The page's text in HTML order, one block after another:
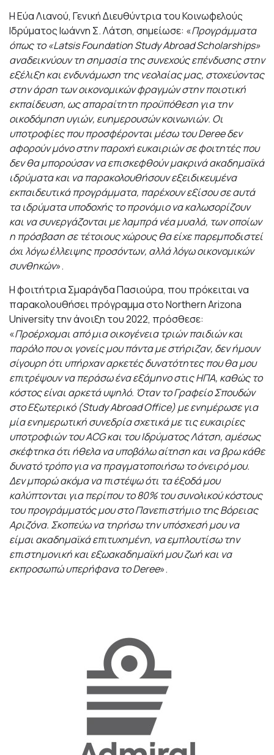
Η Εύα Λιανού, Γενική Διευθύντρια του Κοινωφελούς
Ιδρύματος Ιωάννη Σ. Λάτση, σημείωσε: «Προγράμματα
όπως το «Latsis Foundation Study Abroad Scholarships»
αναδεικνύουν τη σημασία της συνεχούς επένδυσης στην
εξέλιξη και ενδυνάμωση της νεολαίας μας, στοχεύοντας
στην άρση των οικονομικών φραγμών στην ποιοτική
εκπαίδευση, ως απαραίτητη προϋπόθεση για την
οικοδόμηση υγιών, ευημερουσών κοινωνιών. Οι
υποτροφίες που προσφέρονται μέσω τουDereeδεν
αφορούν μόνο στην παροχή ευκαιριών σε φοιτητές που
δεν θα μπορούσαν να επισκεφθούν μακρινά ακαδημαϊκά
ιδρύματα και να παρακολουθήσουν εξειδικευμένα
εκπαιδευτικά προγράμματα, παρέχουν εξίσου σε αυτά
τα ιδρύματα υποδοχής το προνόμιο να καλωσορίζουν
και να συνεργάζονται με λαμπρά νέα μυαλά, των οποίων
η πρόσβαση σε τέτοιους χώρους θα είχε παρεμποδιστεί
όχι λόγω έλλειψης προσόντων, αλλά λόγω οικονομικών
συνθηκών».
Η φοιτήτρια Σμαράγδα Πασιούρα, που πρόκειται να
παρακολουθήσει πρόγραμμα στοNorthernArizona
Universityτην άνοιξη του 2022, πρόσθεσε:
«Προέρχομαι από μια οικογένεια τριών παιδιών και
παρόλο που οι γονείς μου πάντα με στήριζαν, δεν ήμουν
σίγουρη ότι υπήρχαν αρκετές δυνατότητες που θα μου
επιτρέψουν να περάσω ένα εξάμηνο στις ΗΠΑ, καθώς το
κόστος είναι αρκετά υψηλό. Όταν το Γραφείο Σπουδών
στο Εξωτερικό (StudyAbroadOffice) με ενημέρωσε για
μία ενημερωτική συνεδρία σχετικά με τις ευκαιρίες
υποτροφιών τουACGκαι του Ιδρύματος Λάτση, αμέσως
σκέφτηκα ότι ήθελα να υποβάλω αίτηση και να βρω κάθε
δυνατό τρόπο για να πραγματοποιήσω το όνειρό μου.
Δεν μπορώ ακόμα να πιστέψω ότι τα έξοδά μου
καλύπτονται για περίπου το 80% του συνολικού κόστους
του προγράμματός μου στο Πανεπιστήμιο της Βόρειας
Αριζόνα. Σκοπεύω να τηρήσω την υπόσχεσή μου να
είμαι ακαδημαϊκά επιτυχημένη, να εμπλουτίσω την
επιστημονική και εξωακαδημαϊκή μου ζωή και να
εκπροσωπώ υπερήφανα τοDeree».